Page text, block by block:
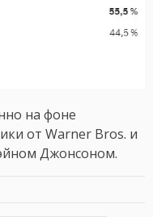
на фоне
от Warner Bros. и
Джонсоном.